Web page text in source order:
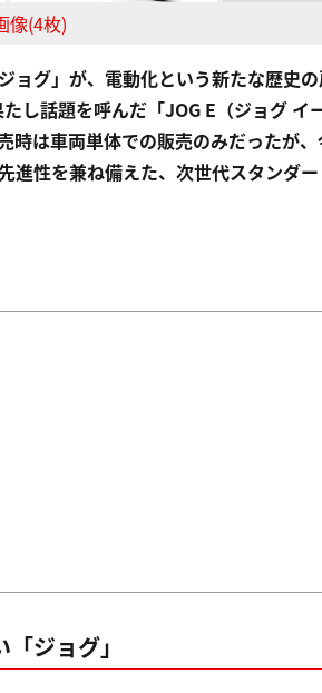
像(4枚)
グ」が、電動化という新たな歴史の
し話題を呼んだ「JOG E（ジョグ イ
は車両単体での販売のみだったが
性を兼ね備えた、次世代スタンダ
ジョグ」